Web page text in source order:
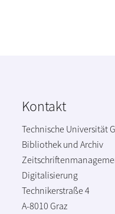
Kontakt
Technische Universität
Bibliothek und Archiv
Digitalisierung
Technikerstraße 4
A-8010 Graz